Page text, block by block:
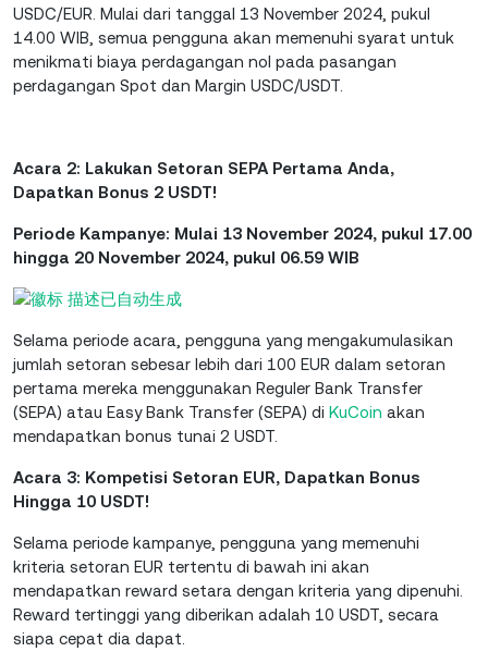
USDC/EUR. Mulai dari tanggal 13 November 2024, pukul
14.00 WIB, semua pengguna akan memenuhi syarat untuk
menikmati biaya perdagangan nol pada pasangan
perdagangan Spot dan Margin USDC/USDT.
Acara 2: Lakukan Setoran SEPA Pertama Anda,
Dapatkan Bonus 2 USDT!
Periode Kampanye: Mulai 13 November 2024, pukul 17.00
hingga 20 November 2024, pukul 06.59 WIB
Selama periode acara, pengguna yang mengakumulasikan
jumlah setoran sebesar lebih dari 100 EUR dalam setoran
pertama mereka menggunakan Reguler Bank Transfer
(SEPA) atau Easy Bank Transfer (SEPA) di KuCoin akan
mendapatkan bonus tunai 2 USDT.
Acara 3: Kompetisi Setoran EUR, Dapatkan Bonus
Hingga 10 USDT!
Selama periode kampanye, pengguna yang memenuhi
kriteria setoran EUR tertentu di bawah ini akan
mendapatkan reward setara dengan kriteria yang dipenuhi.
Reward tertinggi yang diberikan adalah 10 USDT, secara
siapa cepat dia dapat.